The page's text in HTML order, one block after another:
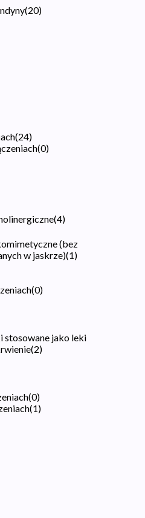
(20)
(24)
(0)
(4)
(bez
w jaskrze)(1)
(0)
stosowane jako leki
(2)
(0)
(1)